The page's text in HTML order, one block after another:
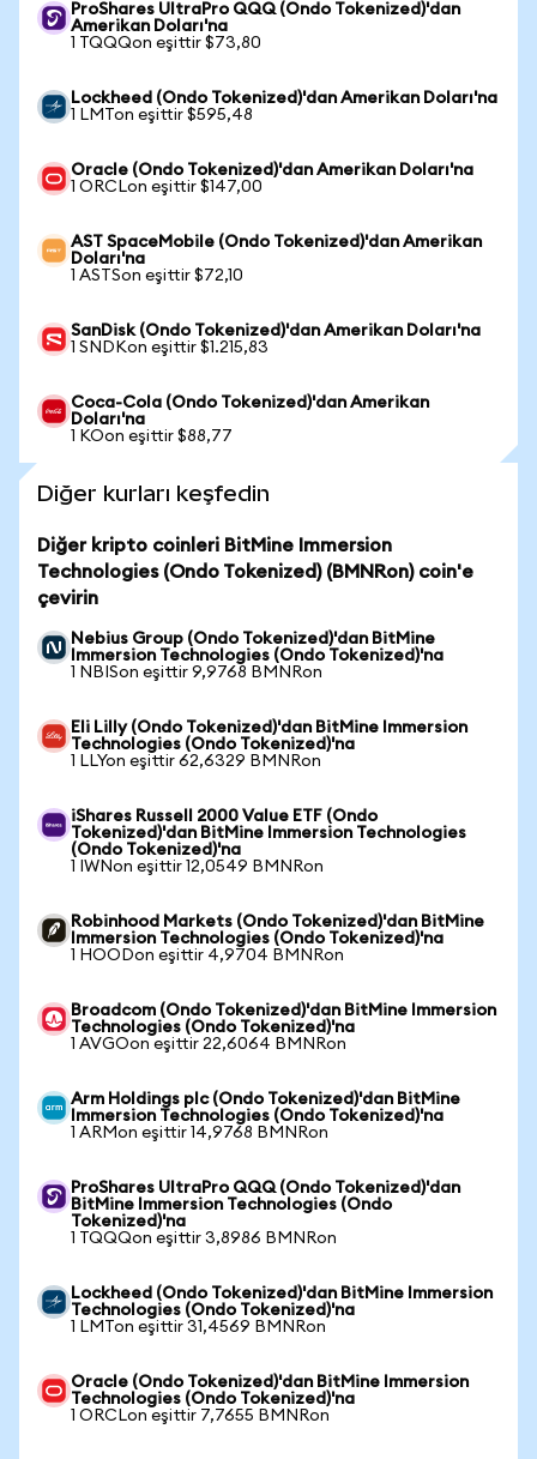
ProShares UltraPro QQQ (Ondo Tokenized)'dan
Amerikan Doları'na
1 TQQQon eşittir $73,80
Lockheed (Ondo Tokenized)'dan Amerikan Doları'na
1 LMTon eşittir $595,48
Oracle (Ondo Tokenized)'dan Amerikan Doları'na
1 ORCLon eşittir $147,00
AST SpaceMobile (Ondo Tokenized)'dan Amerikan
Doları'na
1 ASTSon eşittir $72,10
SanDisk (Ondo Tokenized)'dan Amerikan Doları'na
1 SNDKon eşittir $1.215,83
Coca-Cola (Ondo Tokenized)'dan Amerikan
Doları'na
1 KOon eşittir $88,77
Diğer kurları keşfedin
Diğer kripto coinleri BitMine Immersion
Technologies (Ondo Tokenized) (BMNRon) coin'e
çevirin
Nebius Group (Ondo Tokenized)'dan BitMine
Immersion Technologies (Ondo Tokenized)'na
1 NBISon eşittir 9,9768 BMNRon
Eli Lilly (Ondo Tokenized)'dan BitMine Immersion
Technologies (Ondo Tokenized)'na
1 LLYon eşittir 62,6329 BMNRon
iShares Russell 2000 Value ETF (Ondo
Tokenized)'dan BitMine Immersion Technologies
(Ondo Tokenized)'na
1 IWNon eşittir 12,0549 BMNRon
Robinhood Markets (Ondo Tokenized)'dan BitMine
Immersion Technologies (Ondo Tokenized)'na
1 HOODon eşittir 4,9704 BMNRon
Broadcom (Ondo Tokenized)'dan BitMine Immersion
Technologies (Ondo Tokenized)'na
1 AVGOon eşittir 22,6064 BMNRon
Arm Holdings plc (Ondo Tokenized)'dan BitMine
Immersion Technologies (Ondo Tokenized)'na
1 ARMon eşittir 14,9768 BMNRon
ProShares UltraPro QQQ (Ondo Tokenized)'dan
BitMine Immersion Technologies (Ondo
Tokenized)'na
1 TQQQon eşittir 3,8986 BMNRon
Lockheed (Ondo Tokenized)'dan BitMine Immersion
Technologies (Ondo Tokenized)'na
1 LMTon eşittir 31,4569 BMNRon
Oracle (Ondo Tokenized)'dan BitMine Immersion
Technologies (Ondo Tokenized)'na
1 ORCLon eşittir 7,7655 BMNRon